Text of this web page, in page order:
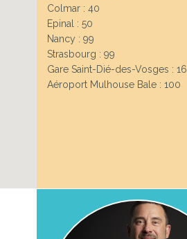
Colmar : 40
Epinal : 50
Nancy : 99
Strasbourg : 99
Gare Saint-Dié-des-Vosges : 16
Aéroport Mulhouse Bale : 100